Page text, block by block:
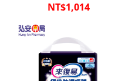
NT$1,014